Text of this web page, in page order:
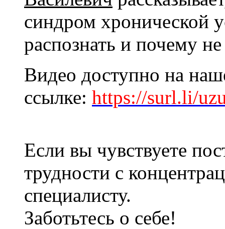
синдром хронической
распознать и почему
Видео доступно на
ссылке: https://surl.li/
Если вы чувствуете
трудности с
специалисту.
Заботьтесь о себе!